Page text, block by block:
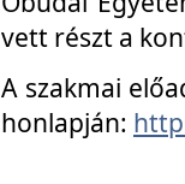
vett részt a
A szakmai
honlapján: